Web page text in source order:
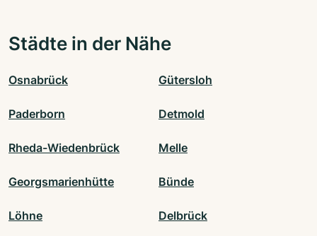
Städte in der Nähe
Osnabrück Gütersloh
Paderborn Detmold
Rheda-Wiedenbrück Melle
Georgsmarienhütte Bünde
Löhne Delbrück